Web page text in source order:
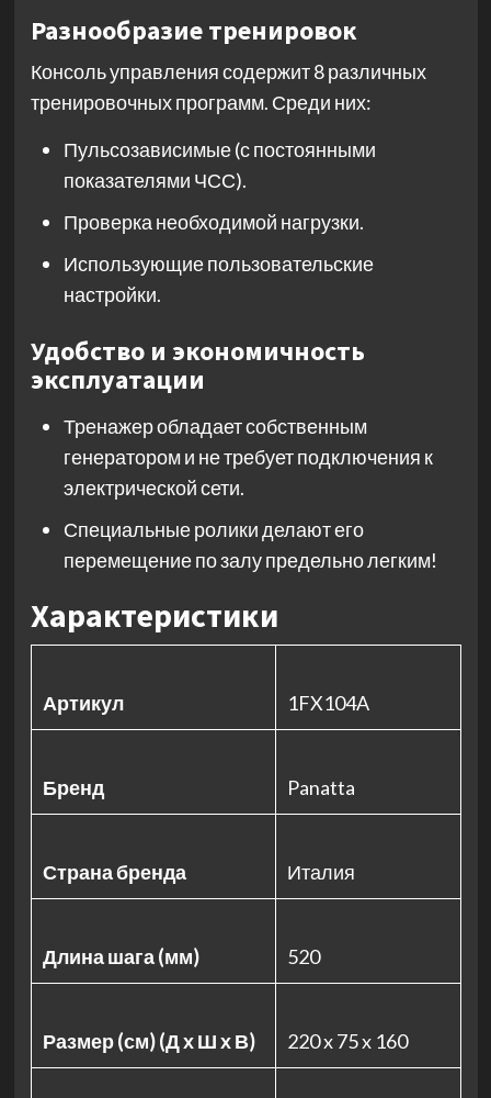
Разнообразие тренировок
Консоль управления содержит 8 различных
тренировочных программ. Среди них:
Пульсозависимые (с постоянными
показателями ЧСС).
Проверка необходимой нагрузки.
Использующие пользовательские
настройки.
Удобство и экономичность
эксплуатации
Тренажер обладает собственным
генератором и не требует подключения к
электрической сети.
Специальные ролики делают его
перемещение по залу предельно легким!
Характеристики
Артикул 1FX104A
Бренд Panatta
Страна бренда Италия
Длина шага (мм) 520
Размер (см) (Д х Ш х В) 220 x 75 x 160